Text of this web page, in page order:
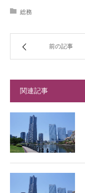
総務
前の記事
関連記事